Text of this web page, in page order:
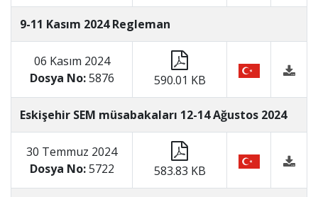
9-11 Kasım 2024 Regleman
06 Kasım 2024
Dosya No:5876 590.01 KB
Eskişehir SEM müsabakaları 12-14 Ağustos 2024
30 Temmuz 2024
Dosya No:5722 583.83 KB